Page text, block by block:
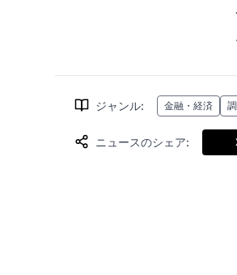
ジャンル: 金融・経済
ニュースのシェア: